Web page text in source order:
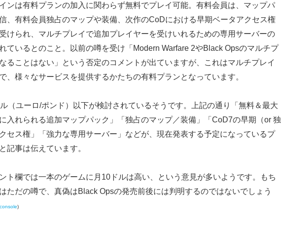
ンは有料プランの加入に関わらず無料でプレイ可能。有料会員は、マップパ
、有料会員独占のマップや装備、次作のCoDにおける早期ベータアクセス権
けられ、マルチプレイで追加プレイヤーを受けいれるための専用サーバーの
ているとのこと。以前の噂を受け「Modern Warfare 2やBlack Opsのマルチプ
ることはない」という否定のコメントが出ていますが、これはマルチプレイ
、様々なサービスを提供するかたちの有料プランとなっています。
（ユーロ/ポンド）以下が検討されているそうです。上記の通り「無料＆最大
入れられる追加マップパック」「独占のマップ／装備」「CoD7の早期（or 独
セス権」「強力な専用サーバー」などが、現在発表する予定になっているプ
記事は伝えています。
ト欄では一本のゲームに月10ドルは高い、という意見が多いようです。もち
ただの噂で、真偽はBlack Opsの発売前後には判明するのではないでしょう
)